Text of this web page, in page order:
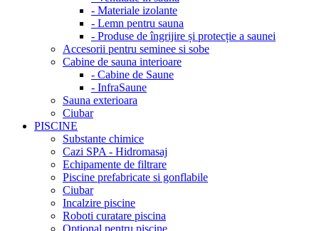
- Materiale izolante
- Lemn pentru sauna
- Produse de îngrijire și protecție a saunei
Accesorii pentru seminee si sobe
Cabine de sauna interioare
- Cabine de Saune
- InfraSaune
Sauna exterioara
Ciubar
PISCINE
Substante chimice
Cazi SPA - Hidromasaj
Echipamente de filtrare
Piscine prefabricate si gonflabile
Ciubar
Incalzire piscine
Roboti curatare piscina
Optional pentru piscine